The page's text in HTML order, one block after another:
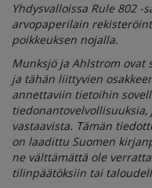
Yhdysvalloissa Rule 802 -
arvopaperilain
poikkeuksen nojalla.
Munksjö ja Ahlstrom ovat
ja tähän liittyvien
annettaviin tietoihin
tiedonantovelvollisuuksia,
vastaavista. Tämän
on laadittu Suomen
ne välttämättä ole
tilinpäätöksiin tai